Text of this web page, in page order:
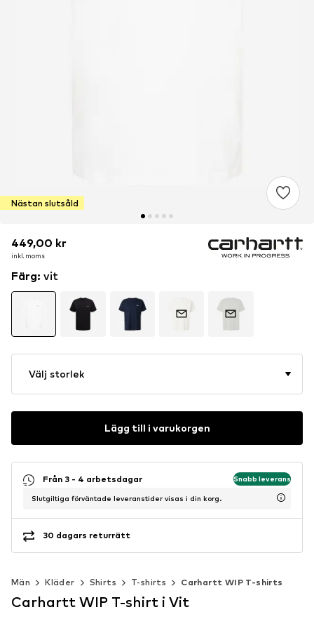
Nästan slutsåld
449,00 kr
inkl. moms
449,00 kr
inkl. moms
449,00 kr
inkl. moms
Färg: vit
Välj storlek
Lägg till i varukorgen
Från 3 - 4 arbetsdagar Snabb leverans
Slutgiltiga förväntade leveranstider visas i din korg.
30 dagars returrätt
Män Kläder Shirts T-shirts Carhartt WIP T-shirts
Carhartt WIP T-shirt i Vit